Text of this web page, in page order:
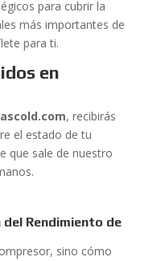
para cubrir la
más importantes de
para ti.
en
, recibirás
el estado de tu
que sale de nuestro
Rendimiento de
sino cómo